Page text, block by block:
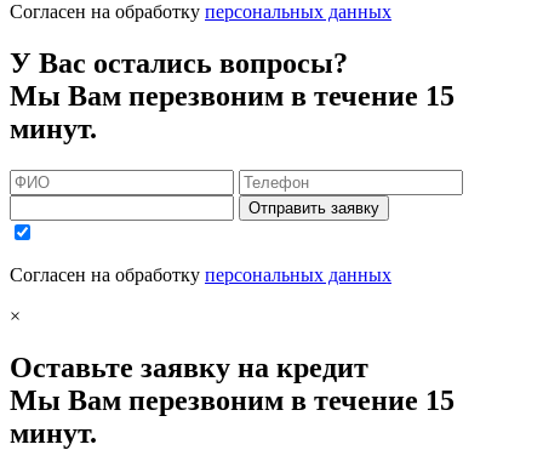
Согласен на обработку персональных данных
У Вас остались вопросы?
Мы Вам перезвоним в течение 15
минут.
Отправить заявку
Согласен на обработку персональных данных
×
Оставьте заявку на кредит
Мы Вам перезвоним в течение 15
минут.